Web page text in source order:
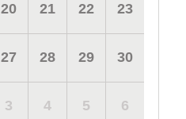
20 21 22 23
27 28 29 30
3 4 5 6